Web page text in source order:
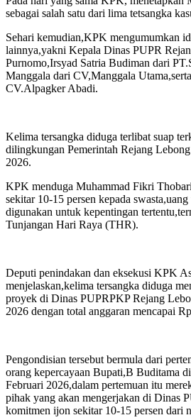
sebagai salah satu dari lima tetsangka
Sehari kemudian,KPK mengumumkan
lainnya,yakni Kepala Dinas PUPR
Purnomo,Irsyad Satria Budiman dari
Manggala dari CV,Manggala
CV.Alpagker Abadi.
Kelima tersangka diduga terlibat suap
dilingkungan Pemerintah Rejang
2026.
KPK menduga Muhammad Fikri
sekitar 10-15 persen kepada
digunakan untuk kepentingan
Tunjangan Hari Raya (THR).
Deputi penindakan dan eksekusi KPK
menjelaskan,kelima tersangka diduga
proyek di Dinas PUPRPKP Rejang
2026 dengan total anggaran mencapai
Pengondisian tersebut bermula dari
orang kepercayaan Bupati,B Buditama
Februari 2026,dalam pertemuan itu
pihak yang akan mengerjakan di Dinas
komitmen ijon sekitar 10-15 persen dari